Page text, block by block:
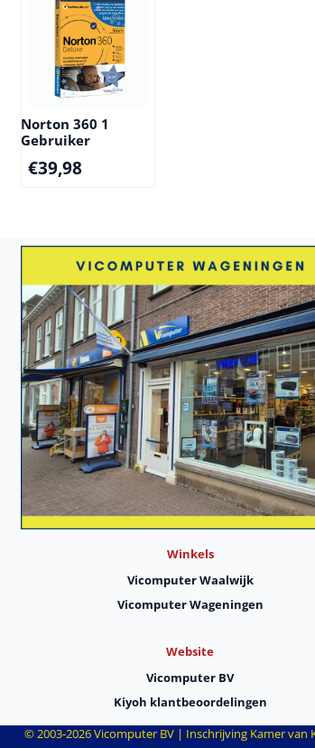
Norton 360 1
Gebruiker
€39,98
Winkels
Vicomputer Waalwijk
Vicomputer Wageningen
Website
Vicomputer BV
Kiyoh klantbeoordelingen
© 2003-2026Vicomputer BV | Inschrijving Kamer van